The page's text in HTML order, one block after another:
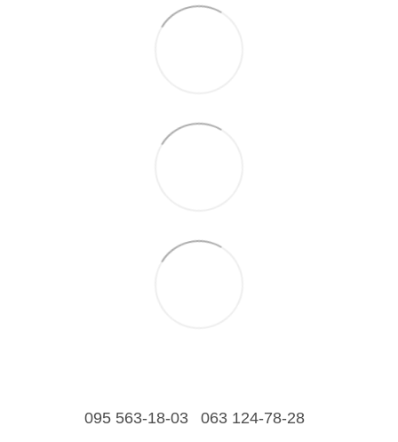
095 563-18-03 063 124-78-28